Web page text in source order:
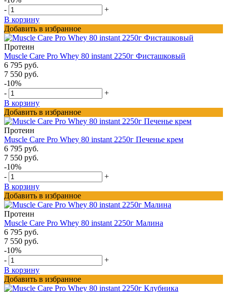
-
+
В корзину
Добавить в избранное
Протеин
Muscle Care Pro Whey 80 instant 2250г Фисташковый
6 795 руб.
7 550 руб.
-10%
-
+
В корзину
Добавить в избранное
Протеин
Muscle Care Pro Whey 80 instant 2250г Печенье крем
6 795 руб.
7 550 руб.
-10%
-
+
В корзину
Добавить в избранное
Протеин
Muscle Care Pro Whey 80 instant 2250г Малина
6 795 руб.
7 550 руб.
-10%
-
+
В корзину
Добавить в избранное